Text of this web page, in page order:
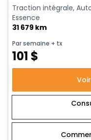
Traction intégrale,
Essence
31 679 km
Par semaine + tx
101 $